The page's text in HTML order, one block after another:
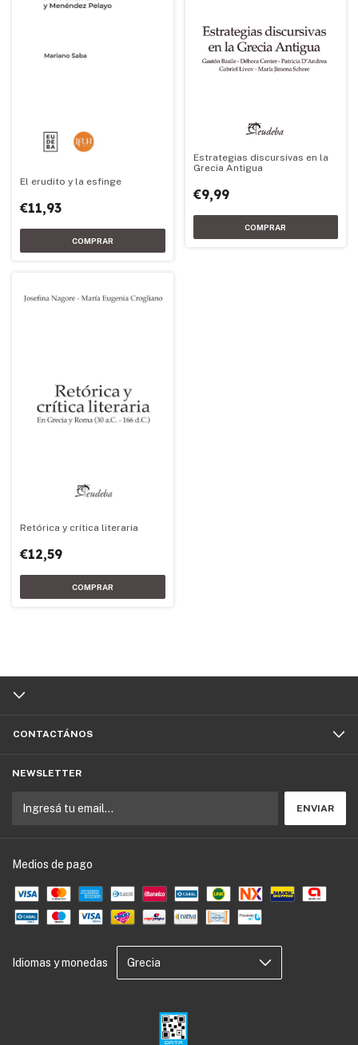
El erudito y la esfinge
€11,93
Estrategias discursivas en la
Grecia Antigua
€9,99
Retórica y crítica literaria
€12,59
CONTACTÁNOS
NEWSLETTER
Medios de pago
Idiomas y monedas